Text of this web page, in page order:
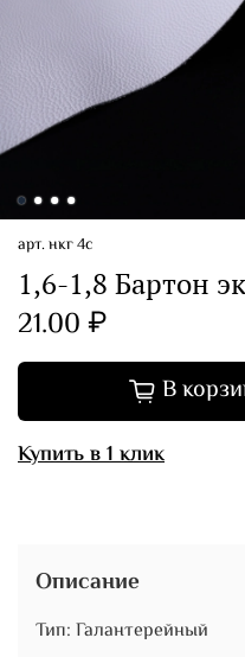
арт.нкг 4с
1,6-1,8 Бартон
21.00 ₽
В
Купить в 1 клик
Описание
Тип: Галантерейный